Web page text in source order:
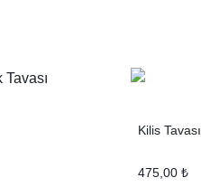
Kilis Tavası
475,00 ₺